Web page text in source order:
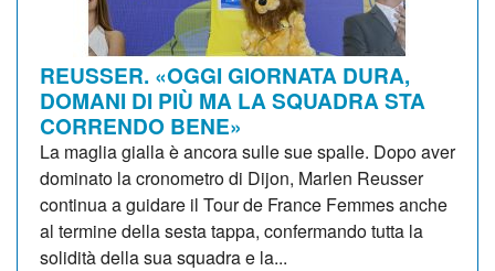
REUSSER. «OGGI GIORNATA DURA,
DOMANI DI PIÙ MA LA SQUADRA STA
CORRENDO BENE»
La maglia gialla è ancora sulle sue spalle. Dopo aver
dominato la cronometro di Dijon, Marlen Reusser
continua a guidare il Tour de France Femmes anche
al termine della sesta tappa, confermando tutta la
solidità della sua squadra e la...